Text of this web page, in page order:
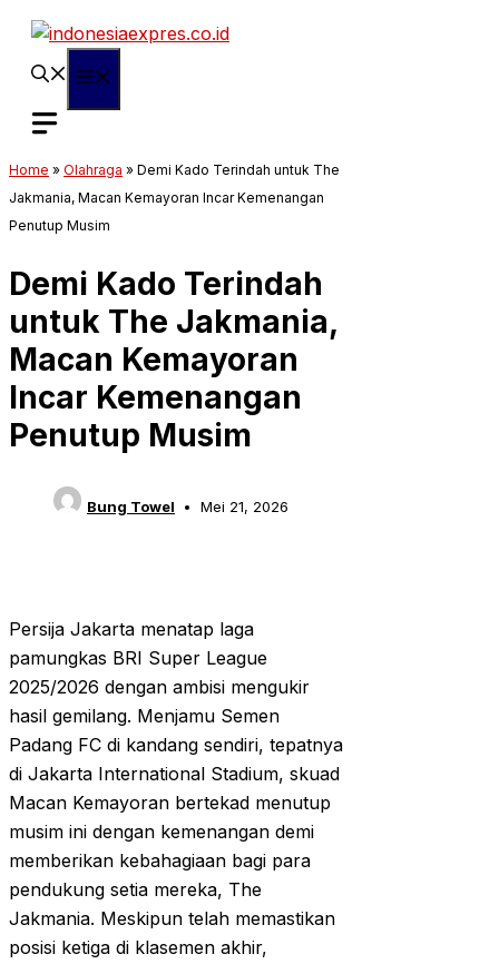
Langsung
Home » Olahraga » Demi Kado Terindah untuk The
Jakmania, Macan Kemayoran Incar Kemenangan
Penutup Musim
Demi Kado Terindah
untuk The Jakmania,
Macan Kemayoran
Incar Kemenangan
Penutup Musim
Bung Towel Mei 21, 2026
Persija Jakarta menatap laga
pamungkas BRI Super League
2025/2026 dengan ambisi mengukir
hasil gemilang. Menjamu Semen
Padang FC di kandang sendiri, tepatnya
di Jakarta International Stadium, skuad
Macan Kemayoran bertekad menutup
musim ini dengan kemenangan demi
memberikan kebahagiaan bagi para
pendukung setia mereka, The
Jakmania. Meskipun telah memastikan
posisi ketiga di klasemen akhir,